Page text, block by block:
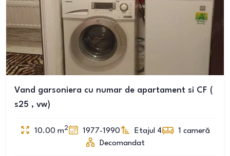
Vand garsoniera cu numar de apartament si CF (
s25 , vw)
10.00 m2 1977-1990 Etajul 4 1 cameră
Decomandat